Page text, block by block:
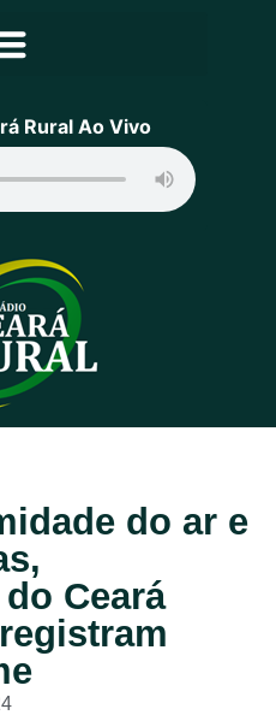
Rural Ao Vivo
do ar e
Ceará